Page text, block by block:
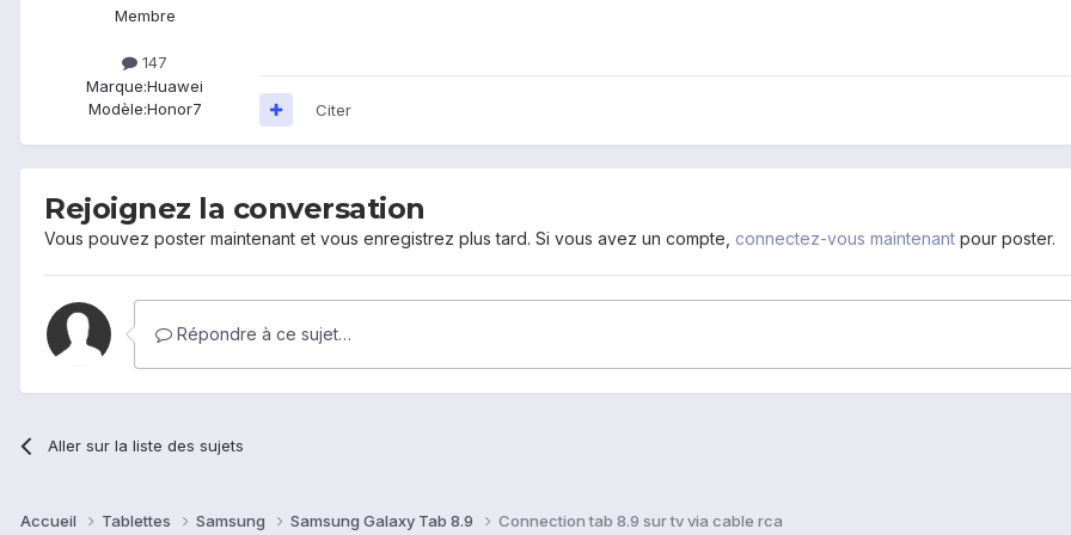
Membre
147
Marque:Huawei
Modèle:Honor7 Citer
Rejoignez la conversation
Vous pouvez poster maintenant et vous enregistrez plus tard. Si vous avez un compte, connectez-vous maintenant pour poster.
Répondre à ce sujet…
Aller sur la liste des sujets
Accueil Tablettes Samsung Samsung Galaxy Tab 8.9 Connection tab 8.9 sur tv via cable rca